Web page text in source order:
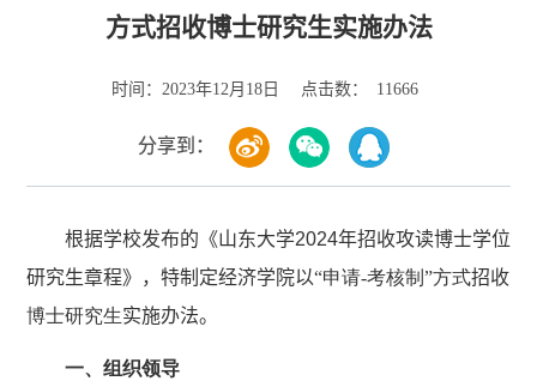
方式招收博士研究生实施办法
时间： 2023年12月18日 点击数： 11666
分享到：
根据学校发布的《山东大学2024年招收攻读博士学位
研究生章程》，特制定经济学院以“申请-考核制”方式招收
博士研究生实施办法。
一、组织领导